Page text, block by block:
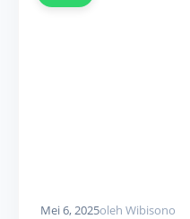
Mei 6, 2025oleh Wibisono